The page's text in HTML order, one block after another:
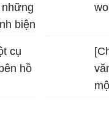
biện
và
cụ
hồ